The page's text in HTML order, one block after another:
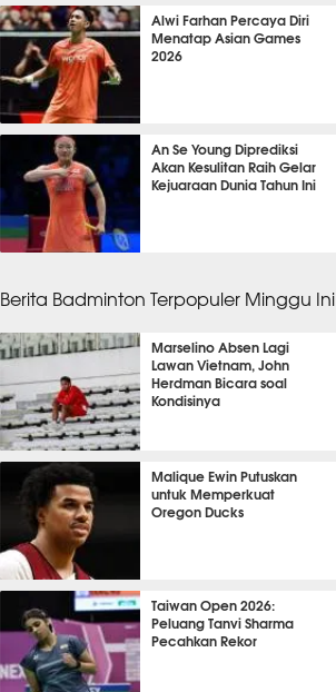
2 jam 33 menit lalu
Alwi Farhan Percaya Diri
Menatap Asian Games
2026
4 jam 3 menit lalu
An Se Young Diprediksi
Akan Kesulitan Raih Gelar
Kejuaraan Dunia Tahun Ini
Berita Badminton Terpopuler Minggu Ini
Marselino Absen Lagi
Lawan Vietnam, John
Herdman Bicara soal
Kondisinya
SEPAK BOLA
Malique Ewin Putuskan
untuk Memperkuat
Oregon Ducks
BASKET
Taiwan Open 2026:
Peluang Tanvi Sharma
Pecahkan Rekor